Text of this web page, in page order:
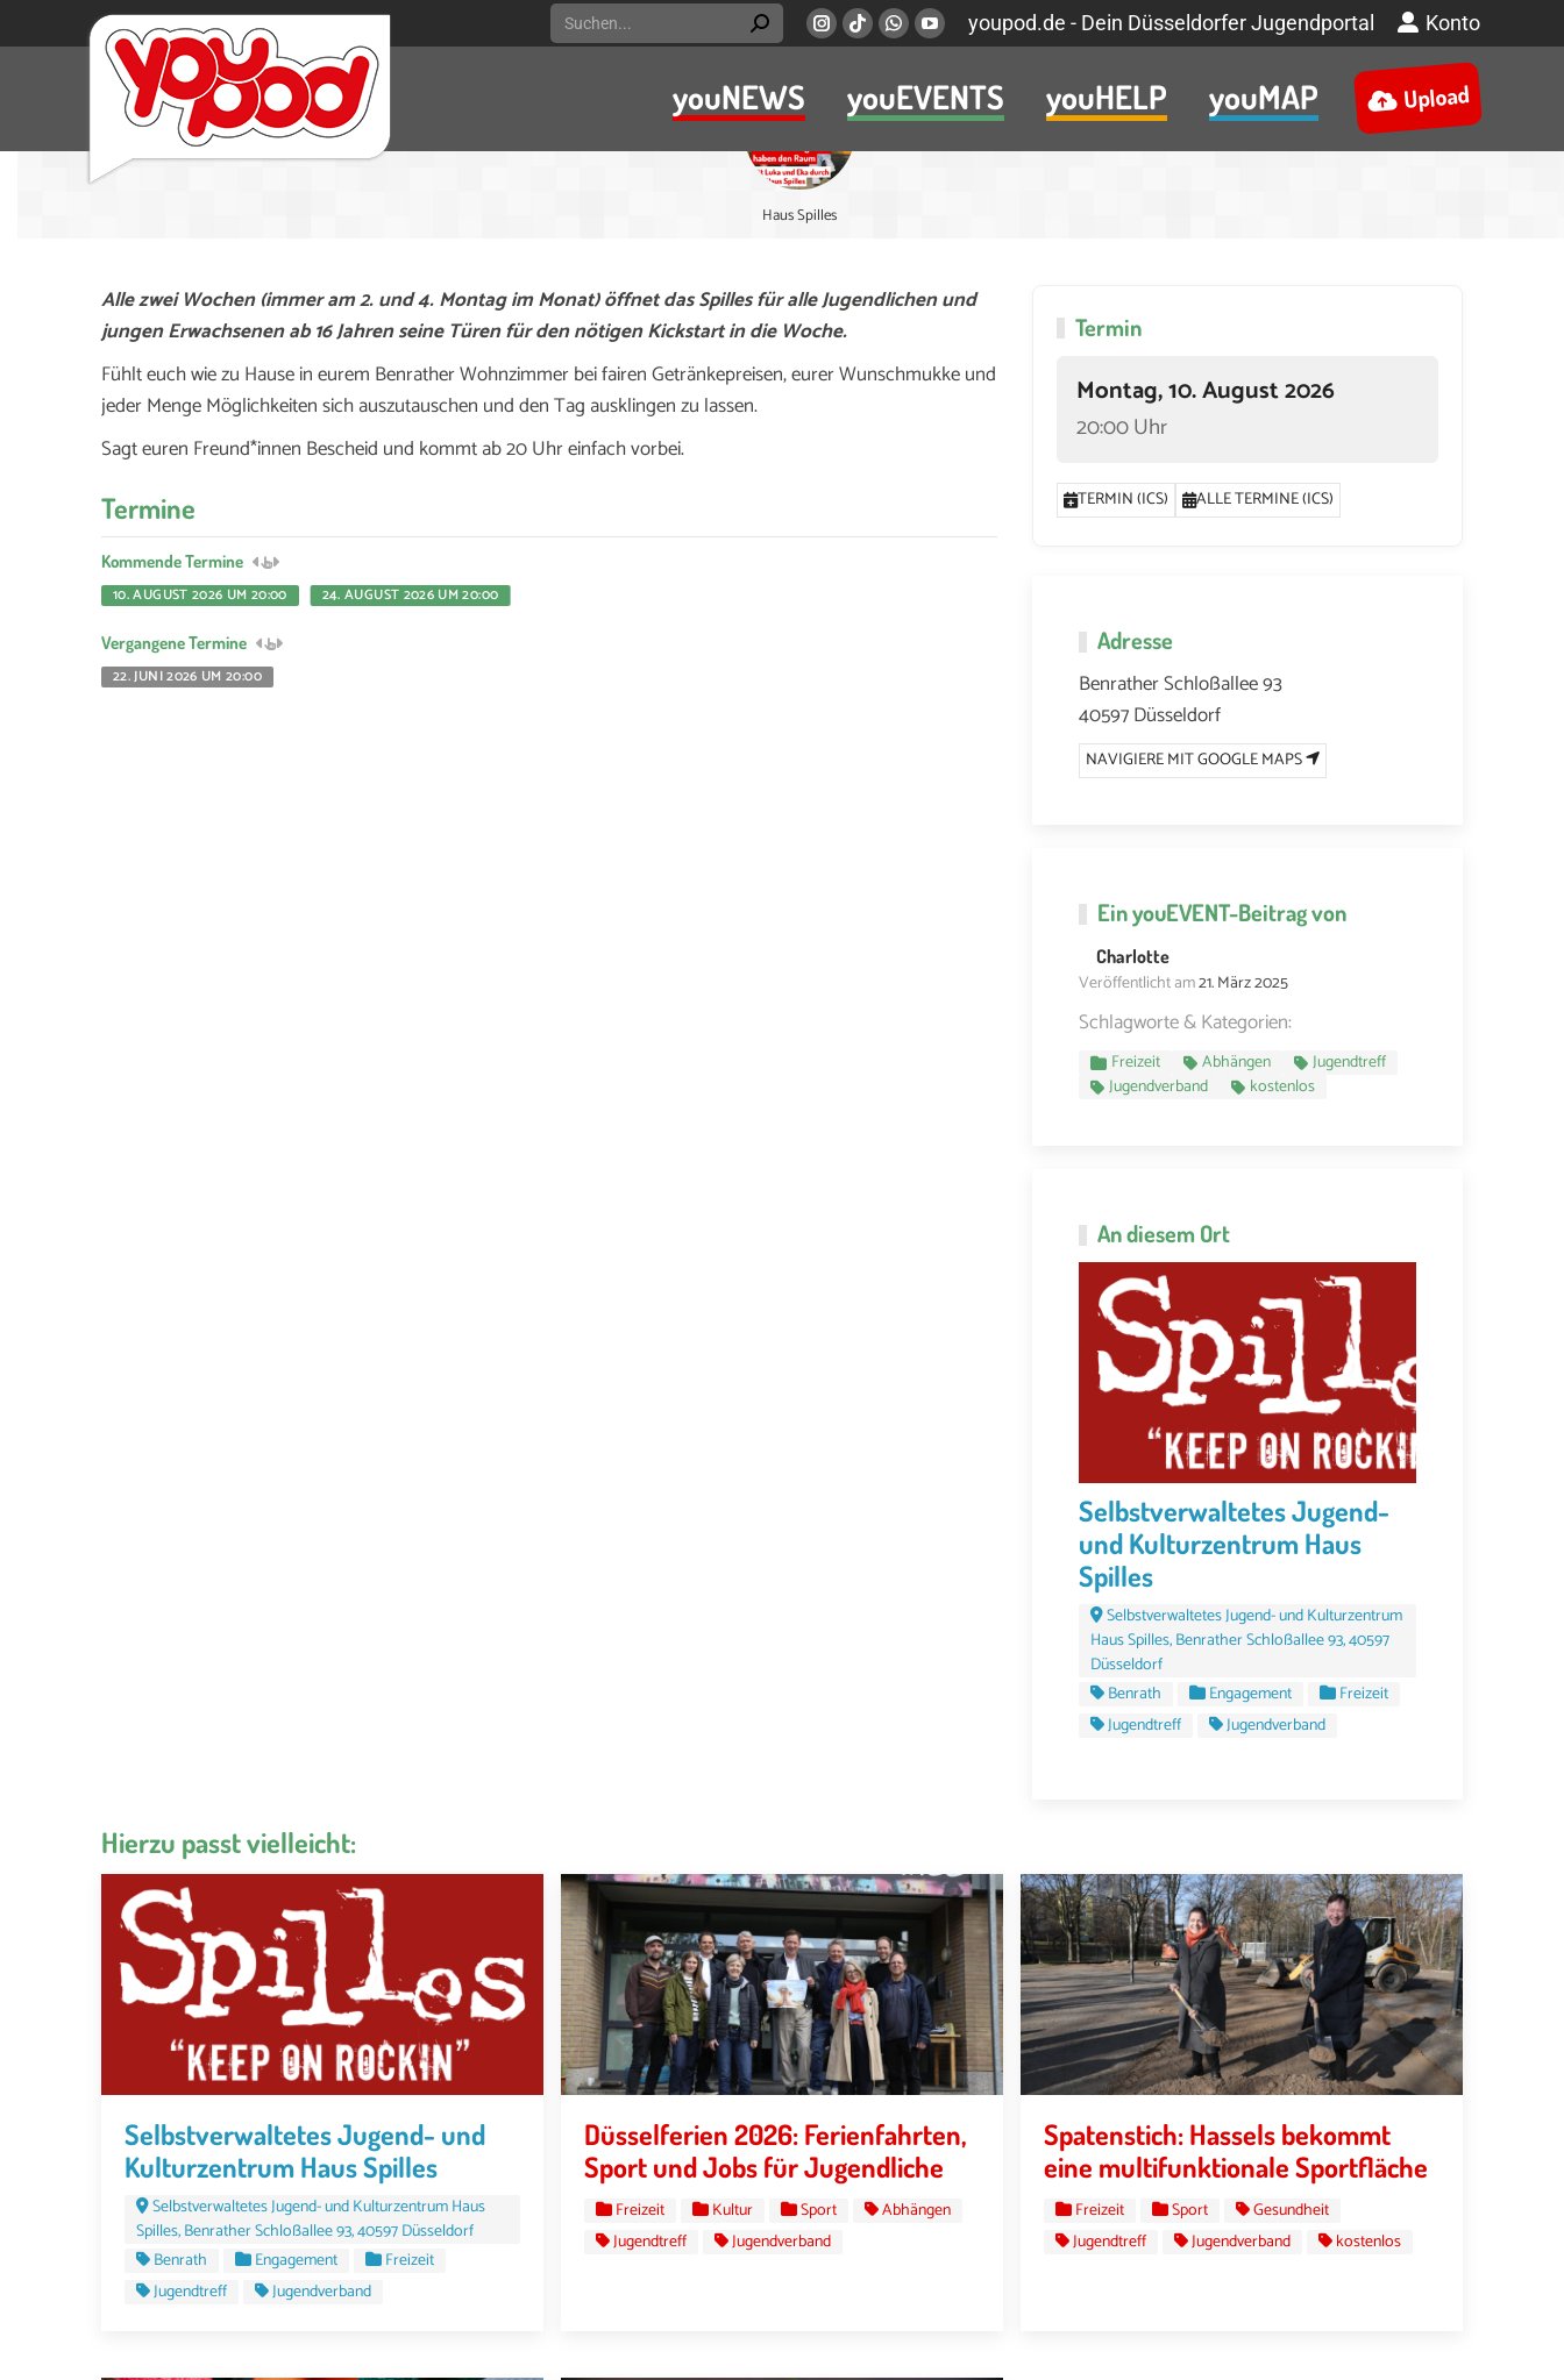
Search:
Instagram
opens
new
window
Viber
opens
in
new
Whatsapp
opens
in
new
YouTube
opens
in
new
youpod.de - Dein Düsseldorfer Jugendportal Konto
youNEWS youEVENTS youHELP youMAP Upload
Haus Spilles
Alle zwei Wochen (immer am 2. und 4. Montag im Monat) öffnet das Spilles für alle Jugendlichen und
jungen Erwachsenen ab 16 Jahren seine Türen für den nötigen Kickstart in die Woche.
Fühlt euch wie zu Hause in eurem Benrather Wohnzimmer bei fairen Getränkepreisen, eurer Wunschmukke und
jeder Menge Möglichkeiten sich auszutauschen und den Tag ausklingen zu lassen.
Sagt euren Freund*innen Bescheid und kommt ab 20 Uhr einfach vorbei.
Termine
Kommende Termine
10. AUGUST 2026 UM 20:00
24. AUGUST 2026 UM 20:00
Vergangene Termine
22. JUNI 2026 UM 20:00
Termin
Montag, 10. August 2026
20:00 Uhr
TERMIN (ICS) ALLE TERMINE (ICS)
Adresse
Benrather Schloßallee 93
40597 Düsseldorf
NAVIGIERE MIT GOOGLE MAPS
EinyouEVENT-Beitrag von
Charlotte
Veröffentlicht am21. März 2025
Schlagworte & Kategorien:
Freizeit Abhängen
Jugendtreff
Jugendverband
kostenlos
An diesem Ort
Selbstverwaltetes Jugend-
und Kulturzentrum Haus
Spilles
Selbstverwaltetes Jugend- und Kulturzentrum
Haus Spilles, Benrather Schloßallee 93, 40597
Düsseldorf
Benrath
Engagement
Freizeit
Jugendtreff
Jugendverband
Hierzu passt vielleicht:
Selbstverwaltetes Jugend- und
Kulturzentrum Haus Spilles
Selbstverwaltetes Jugend- und Kulturzentrum Haus
Spilles, Benrather Schloßallee 93, 40597 Düsseldorf
Benrath
Engagement
Freizeit
Jugendtreff
Jugendverband
Düsselferien 2026: Ferienfahrten,
Sport und Jobs für Jugendliche
Freizeit Kultur Sport
Abhängen
Jugendtreff
Jugendverband
Spatenstich: Hassels bekommt
eine multifunktionale Sportfläche
Freizeit Sport
Gesundheit
Jugendtreff
Jugendverband kostenlos